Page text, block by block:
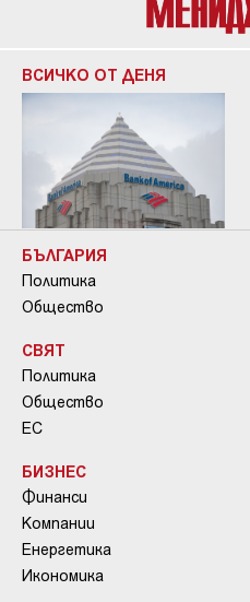
ВСИЧКО ОТ ДЕНЯ
БЪЛГАРИЯ
Политика
Общество
СВЯТ
Политика
Общество
ЕС
БИЗНЕС
Финанси
Компании
Енергетика
Икономика